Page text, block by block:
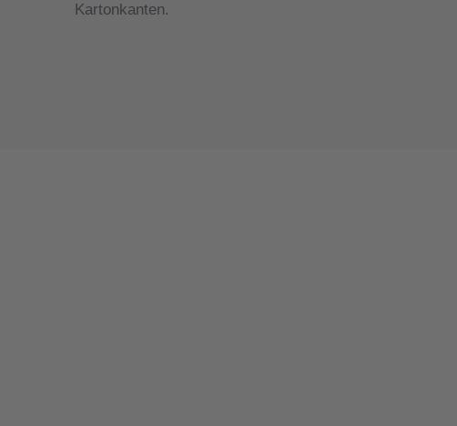
Kartonkanten.